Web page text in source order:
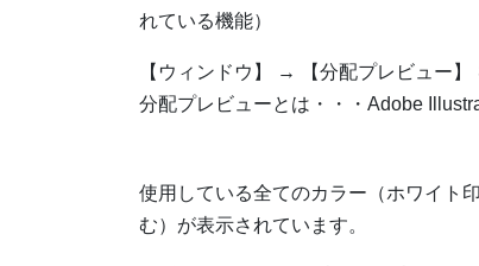
れている機能）
【ウィンドウ】 → 【分配プレビュー】
分配プレビューとは・・・Adobe
使⽤している全てのカラー（ホワイト
む）が表⽰されています。